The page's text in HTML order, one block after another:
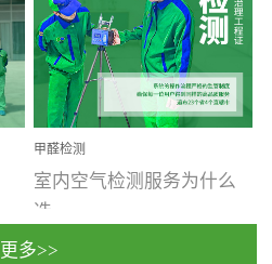
车的甲醛超标问题更为严
重。汽车的空间范围小，
配件、皮具、装饰多，这
些都是汽...
甲醛检测
室内空气检测服务为什么
选...
更多>>